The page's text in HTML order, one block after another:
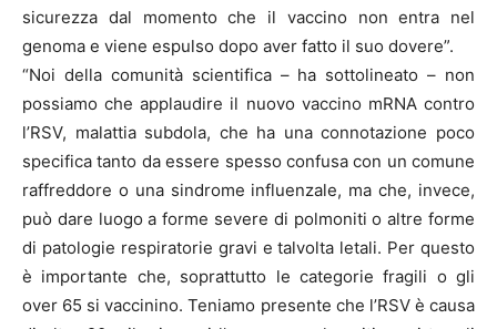
sicurezza dal momento che il vaccino non entra nel
genoma e viene espulso dopo aver fatto il suo dovere”.
“Noi della comunità scientifica – ha sottolineato – non
possiamo che applaudire il nuovo vaccino mRNA contro
l’RSV, malattia subdola, che ha una connotazione poco
specifica tanto da essere spesso confusa con un comune
raffreddore o una sindrome influenzale, ma che, invece,
può dare luogo a forme severe di polmoniti o altre forme
di patologie respiratorie gravi e talvolta letali. Per questo
è importante che, soprattutto le categorie fragili o gli
over 65 si vaccinino. Teniamo presente che l’RSV è causa